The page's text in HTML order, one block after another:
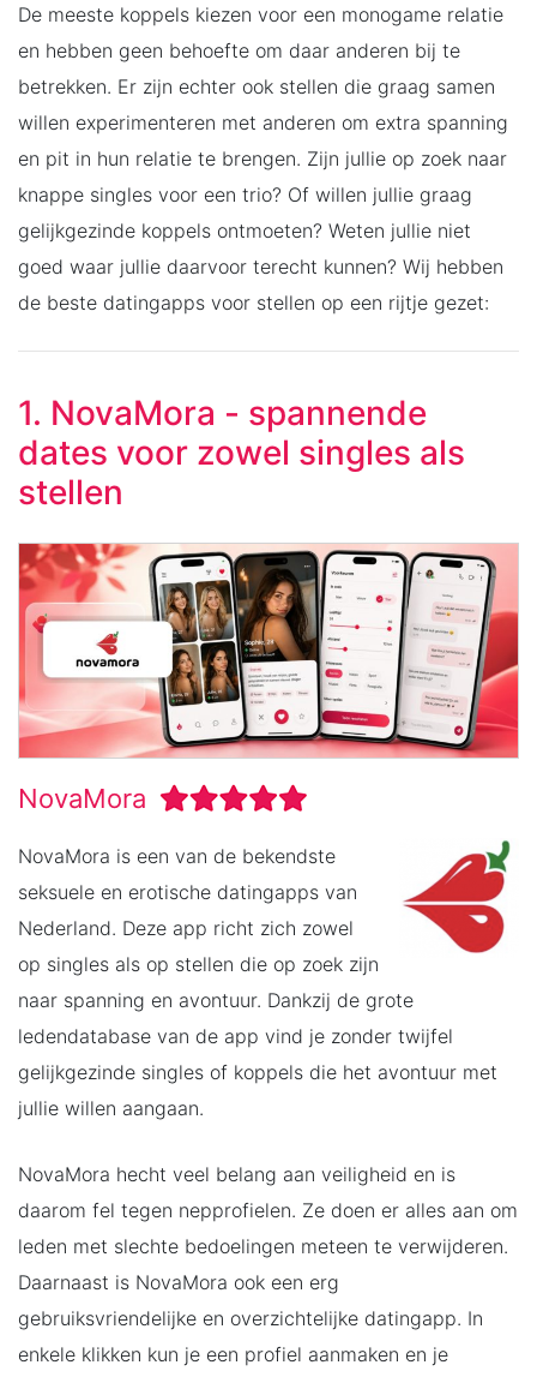
De meeste koppels kiezen voor een monogame relatie
en hebben geen behoefte om daar anderen bij te
betrekken. Er zijn echter ook stellen die graag samen
willen experimenteren met anderen om extra spanning
en pit in hun relatie te brengen. Zijn jullie op zoek naar
knappe singles voor een trio? Of willen jullie graag
gelijkgezinde koppels ontmoeten? Weten jullie niet
goed waar jullie daarvoor terecht kunnen? Wij hebben
de beste datingapps voor stellen op een rijtje gezet:
1. NovaMora - spannende
dates voor zowel singles als
stellen
NovaMora
NovaMora is een van de bekendste
seksuele en erotische datingapps van
Nederland. Deze app richt zich zowel
op singles als op stellen die op zoek zijn
naar spanning en avontuur. Dankzij de grote
ledendatabase van de app vind je zonder twijfel
gelijkgezinde singles of koppels die het avontuur met
jullie willen aangaan.
NovaMora hecht veel belang aan veiligheid en is
daarom fel tegen nepprofielen. Ze doen er alles aan om
leden met slechte bedoelingen meteen te verwijderen.
Daarnaast is NovaMora ook een erg
gebruiksvriendelijke en overzichtelijke datingapp. In
enkele klikken kun je een profiel aanmaken en je